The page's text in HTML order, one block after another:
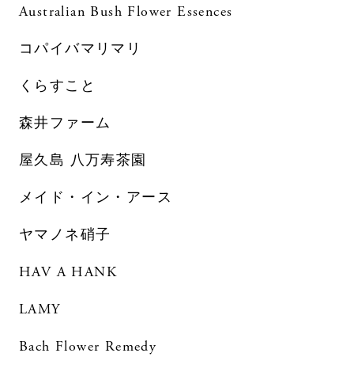
Australian Bush Flower Essences
コパイバマリマリ
くらすこと
森井ファーム
屋久島 八万寿茶園
メイド・イン・アース
ヤマノネ硝子
HAV A HANK
LAMY
Bach Flower Remedy